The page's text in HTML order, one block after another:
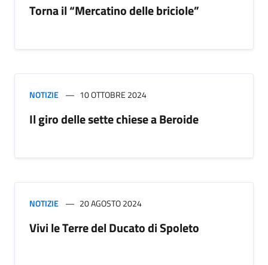
Torna il “Mercatino delle briciole”
NOTIZIE 10 OTTOBRE 2024
Il giro delle sette chiese a Beroide
NOTIZIE 20 AGOSTO 2024
Vivi le Terre del Ducato di Spoleto